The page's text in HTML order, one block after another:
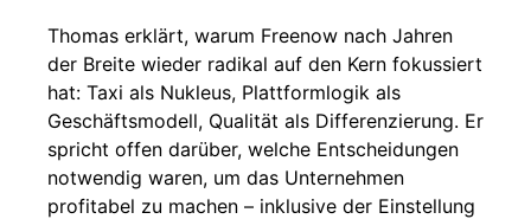
Thomas erklärt, warum Freenow nach Jahren
der Breite wieder radikal auf den Kern fokussiert
hat: Taxi als Nukleus, Plattformlogik als
Geschäftsmodell, Qualität als Differenzierung. Er
spricht offen darüber, welche Entscheidungen
notwendig waren, um das Unternehmen
profitabel zu machen – inklusive der Einstellung